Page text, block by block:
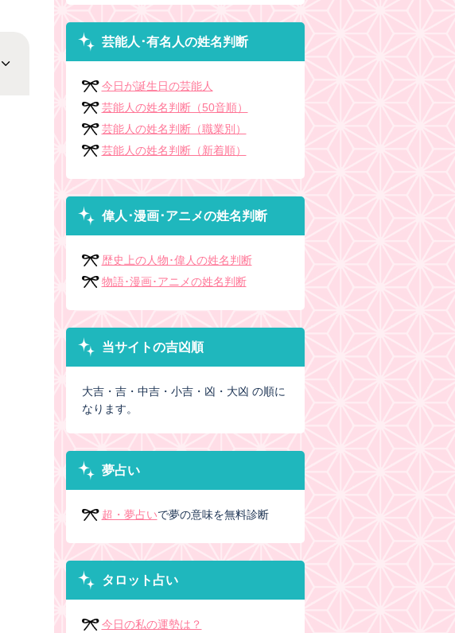
芸能人･有名人の姓名判断
今日が誕生日の芸能人
芸能人の姓名判断（50音順）
芸能人の姓名判断（職業別）
芸能人の姓名判断（新着順）
偉人･漫画･アニメの姓名判断
歴史上の人物･偉人の姓名判断
物語･漫画･アニメの姓名判断
当サイトの吉凶順
大吉・吉・中吉・小吉・凶・大凶 の順に
なります。
夢占い
超・夢占いで夢の意味を無料診断
タロット占い
今日の私の運勢は？